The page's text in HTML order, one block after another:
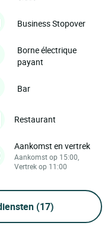
Business Stopover
Borne électrique
payant
Bar
Restaurant
Aankomst en vertrek
Aankomst op 15:00,
Vertrek op 11:00
(17)